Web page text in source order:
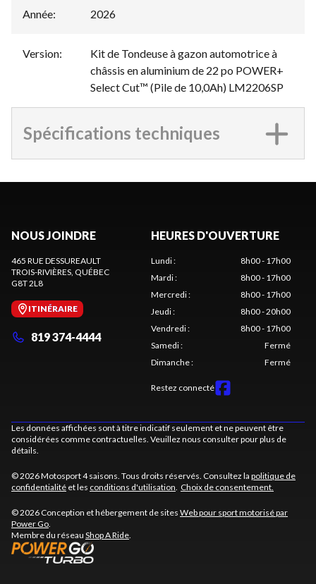
Année: 2026
Version:
Kit de Tondeuse à gazon automotrice à
châssis en aluminium de 22 po POWER+
Select Cut™ (Pile de 10,0Ah) LM2206SP
Spécifications techniques
NOUS JOINDRE
465 RUE DESSUREAULT
TROIS-RIVIÈRES, QUÉBEC
G8T 2L8
ITINÉRAIRE
819 374-4444
HEURES D'OUVERTURE
Lundi:
8h00 - 17h00
Mardi:
8h00 - 17h00
Mercredi:
8h00 - 17h00
Jeudi:
8h00 - 20h00
Vendredi:
8h00 - 17h00
Samedi:
Fermé
Dimanche: Fermé
Restez connecté
Les données affichées sont à titre indicatif seulement et ne peuvent être
considérées comme contractuelles. Veuillez nous consulter pour plus de
détails.
© 2026 Motosport 4 saisons. Tous droits réservés. Consultez la politique de
confidentialité et les conditions d'utilisation. Choix de consentement.
© 2026 Conception et hébergement de sites Web pour sport motorisé par
Power Go.
Membre du réseau Shop A Ride.